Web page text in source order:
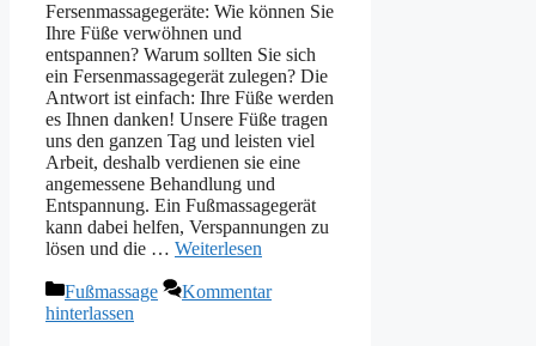
Fersenmassagegeräte: Wie können Sie
Ihre Füße verwöhnen und
entspannen? Warum sollten Sie sich
ein Fersenmassagegerät zulegen? Die
Antwort ist einfach: Ihre Füße werden
es Ihnen danken! Unsere Füße tragen
uns den ganzen Tag und leisten viel
Arbeit, deshalb verdienen sie eine
angemessene Behandlung und
Entspannung. Ein Fußmassagegerät
kann dabei helfen, Verspannungen zu
lösen und die … Weiterlesen
Kategorien
Fußmassage
Kommentar
hinterlassen